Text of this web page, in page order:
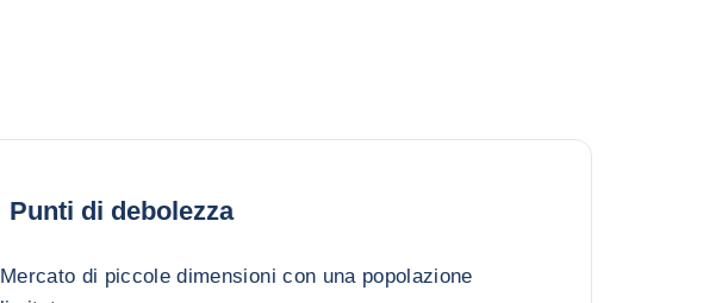
Punti di debolezza
Mercato di piccole dimensioni con una popolazione